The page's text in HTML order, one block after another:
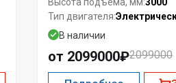
Тип двигателя:
В наличии
от 2099000₽2099000